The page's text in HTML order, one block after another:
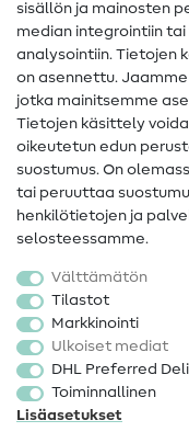
Apua ja
Yhteystiedot
Tietoa
Peruutusoikeus
Suosittu
Kankaat
Ompelutarvikkeet
Ale
sisällön ja mainosten
median integrointiin
analysointiin. Tietojen
on asennettu.
jotka mainitsemme
Tietojen käsittely
oikeutetun edun
suostumus. On
tai peruuttaa
henkilötietojen ja
selosteessamme.
Välttämätön
Tilastot
Markkinointi
Ulkoiset mediat
DHL Preferred
Toiminnallinen
Lisäasetukset